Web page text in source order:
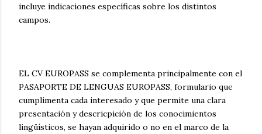
incluye indicaciones específicas sobre los distintos
campos.
EL CV EUROPASS se complementa principalmente con el
PASAPORTE DE LENGUAS EUROPASS, formulario que
cumplimenta cada interesado y que permite una clara
presentación y descricpición de los conocimientos
lingüísticos, se hayan adquirido o no en el marco de la